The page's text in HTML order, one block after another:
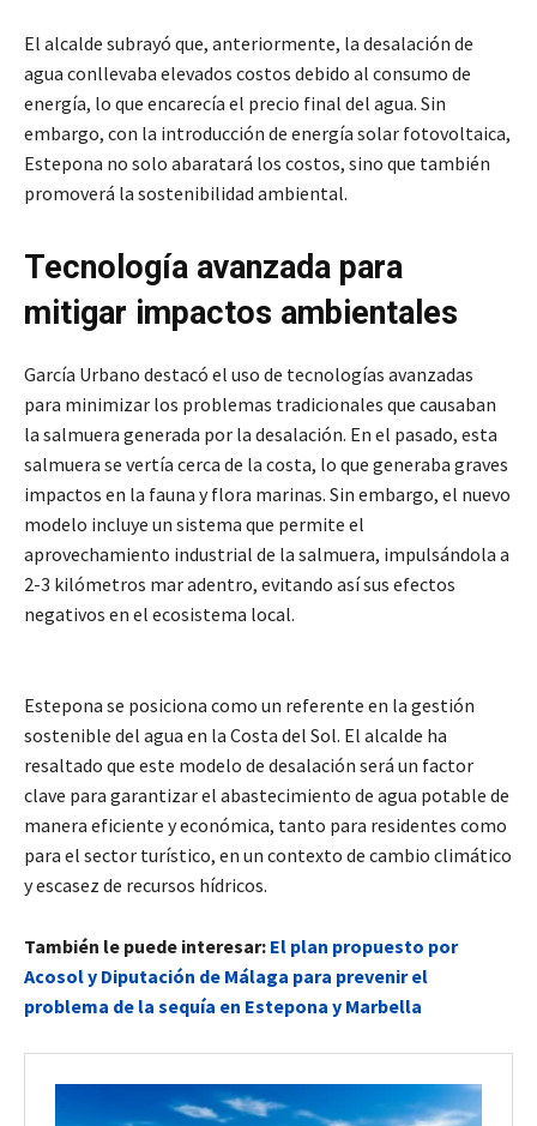
El alcalde subrayó que, anteriormente, la desalación de
agua conllevaba elevados costos debido al consumo de
energía, lo que encarecía el precio final del agua. Sin
embargo, con la introducción de energía solar fotovoltaica,
Estepona no solo abaratará los costos, sino que también
promoverá la sostenibilidad ambiental.
Tecnología avanzada para
mitigar impactos ambientales
García Urbano destacó el uso de tecnologías avanzadas
para minimizar los problemas tradicionales que causaban
la salmuera generada por la desalación. En el pasado, esta
salmuera se vertía cerca de la costa, lo que generaba graves
impactos en la fauna y flora marinas. Sin embargo, el nuevo
modelo incluye un sistema que permite el
aprovechamiento industrial de la salmuera, impulsándola a
2-3 kilómetros mar adentro, evitando así sus efectos
negativos en el ecosistema local.
Estepona se posiciona como un referente en la gestión
sostenible del agua en la Costa del Sol. El alcalde ha
resaltado que este modelo de desalación será un factor
clave para garantizar el abastecimiento de agua potable de
manera eficiente y económica, tanto para residentes como
para el sector turístico, en un contexto de cambio climático
y escasez de recursos hídricos.
También le puede interesar: El plan propuesto por
Acosol y Diputación de Málaga para prevenir el
problema de la sequía en Estepona y Marbella